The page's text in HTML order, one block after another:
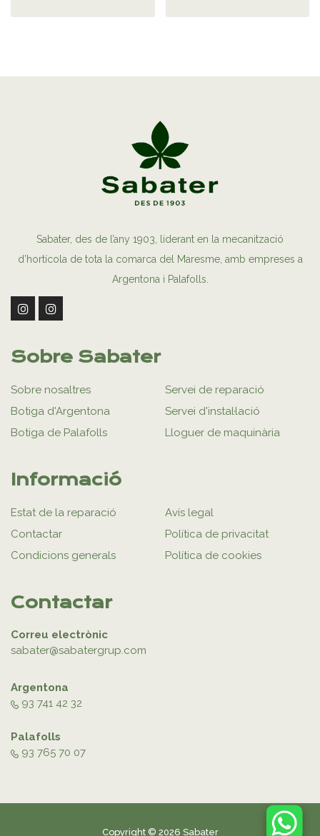
Sabater, des de l’any 1903, liderant en la mecanització
d’hortícola de tota la comarca del Maresme, amb empreses a
Argentona i Palafolls.
Sobre Sabater
Sobre nosaltres
Botiga d'Argentona
Botiga de Palafolls
Servei de reparació
Servei d'instal·lació
Lloguer de maquinària
Informació
Estat de la reparació
Contactar
Condicions generals
Avís legal
Política de privacitat
Política de cookies
Contactar
Correu electrònic
sabater@sabatergrup.com
Argentona
93 741 42 32
Palafolls
93 765 70 07
Copyright © 2026 Sabater